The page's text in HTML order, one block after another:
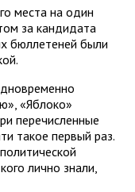
места на один
за кандидата
бюллетеней были
«Яблоко»
перечисленные
такое первый раз.
лично знали,